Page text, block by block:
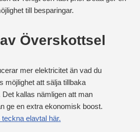
till besparingar.
Överskottsel
mer elektricitet än vad du
möjlighet att sälja tillbaka
kallas nämligen att man
ge en extra ekonomisk boost.
elavtal här.